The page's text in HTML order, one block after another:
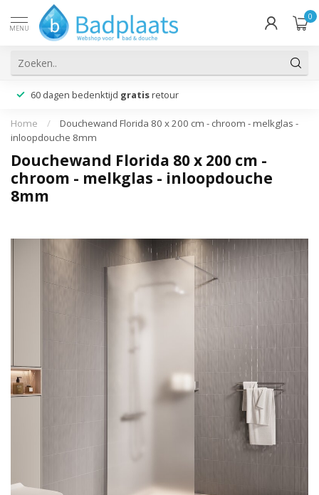
MENU
0
60 dagen bedenktijd gratis retour
Home /
Douchewand Florida 80 x 200 cm - chroom - melkglas -
inloopdouche 8mm
Douchewand Florida 80 x 200 cm -
chroom - melkglas - inloopdouche
8mm